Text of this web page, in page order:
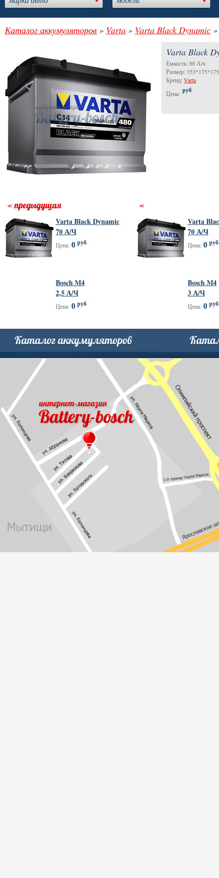
Каталог аккумуляторов » Varta » Varta Black Dynamic
Varta Black
Емкость: 88 А/ч
Размер:
Бренд: Varta
Цена: руб
Varta Black Dynamic
70 А/Ч
Цена: 0 руб
Varta
70 А/Ч
Цена: 0 руб
Bosch M4
2,5 А/Ч
Цена: 0 руб
Bosch M4
3 А/Ч
Цена: 0 руб